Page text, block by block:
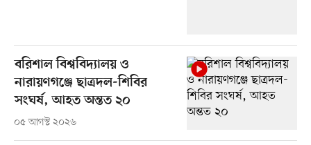
বরিশাল বিশ্ববিদ্যালয় ও
নারায়ণগঞ্জে ছাত্রদল-শিবির
সংঘর্ষ, আহত অন্তত ২০
০৫ আগস্ট ২০২৬